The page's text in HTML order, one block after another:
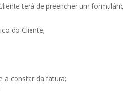
terá de preencher um
do Cliente;
a constar da fatura;